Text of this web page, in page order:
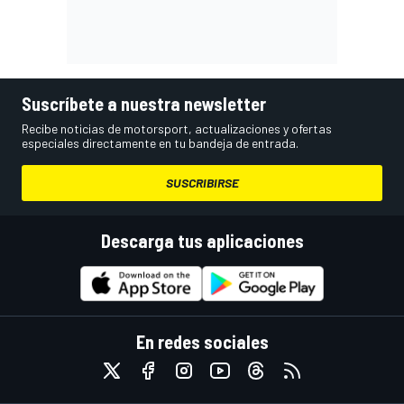
Suscríbete a nuestra newsletter
Recibe noticias de motorsport, actualizaciones y ofertas
especiales directamente en tu bandeja de entrada.
SUSCRIBIRSE
Descarga tus aplicaciones
En redes sociales